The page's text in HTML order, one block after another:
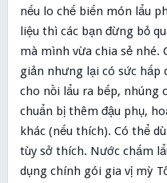
nếu lo chế biến món lẩu
liệu thì các bạn đừng bỏ
mà mình vừa chia sẻ nhé.
giản nhưng lại có sức hấp
cho nồi lẩu ra bếp, nhúng
chuẩn bị thêm đậu phụ,
khác (nếu thích). Có thể
tùy sở thích. Nước chấm
dụng chính gói gia vị mỳ